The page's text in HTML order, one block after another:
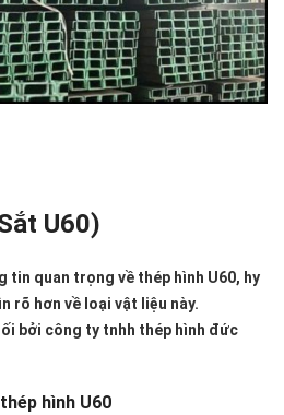
U60)
tin quan trọng về thép hình U60, hy
rõ hơn về loại vật liệu này.
bởi công ty tnhh thép hình đức
hình U60